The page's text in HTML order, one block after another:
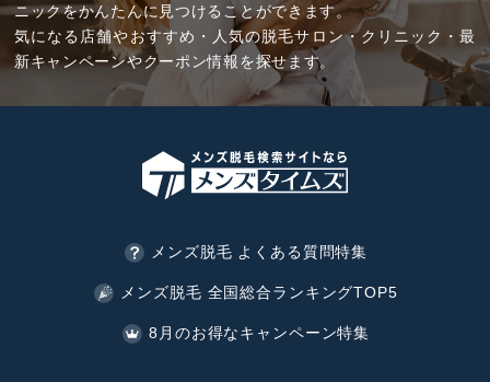
ニックをかんたんに見つけることができます。
気になる店舗やおすすめ・人気の脱毛サロン・クリニック・最
新キャンペーンやクーポン情報を探せます。
メンズ脱毛 よくある質問特集
メンズ脱毛 全国総合ランキングTOP5
8月のお得なキャンペーン特集